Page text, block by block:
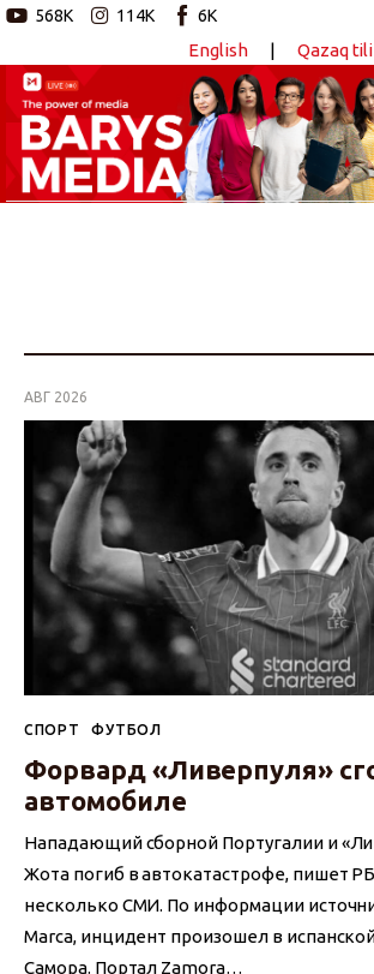
568K 114K 6K
English | Qazaq tili
Новостной портал
Главная
Barys Sport
АВГ 2026
СПОРТ ФУТБОЛ
Форвард «Ливерпуля»
автомобиле
Нападающий сборной Португалии и
Жота погиб в автокатастрофе, пишет
несколько СМИ. По информации
Marca, инцидент произошел в
Самора. Портал Zamora…